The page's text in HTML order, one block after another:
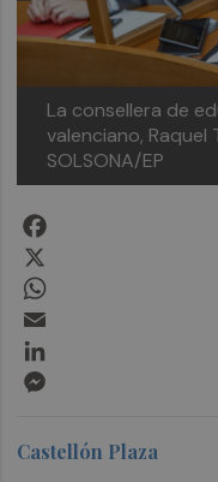
La consellera de
valenciano, Raquel
SOLSONA/EP
Castellón Plaza